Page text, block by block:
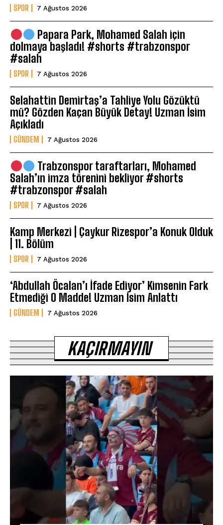
SPOR 7 Ağustos 2026
Papara Park, Mohamed Salah için
dolmaya başladı! #shorts #trabzonspor
#salah
SPOR 7 Ağustos 2026
Selahattin Demirtaş’a Tahliye Yolu Gözüktü
mü? Gözden Kaçan Büyük Detay! Uzman İsim
Açıkladı
GÜNDEM 7 Ağustos 2026
Trabzonspor taraftarları, Mohamed
Salah’ın imza törenini bekliyor #shorts
#trabzonspor #salah
SPOR 7 Ağustos 2026
Kamp Merkezi | Çaykur Rizespor’a Konuk Olduk
| 11. Bölüm
SPOR 7 Ağustos 2026
‘Abdullah Öcalan’ı İfade Ediyor’ Kimsenin Fark
Etmediği O Madde! Uzman İsim Anlattı
GÜNDEM 7 Ağustos 2026
KAÇIRMAYIN